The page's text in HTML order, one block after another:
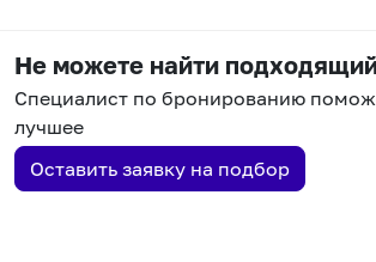
Не можете найти
Специалист по бронированию
лучшее
Оставить заявку на подбор